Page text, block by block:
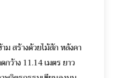
ม สร้างด้วยไม้สัก หลังคา
กว้าง 11.14 เมตร ยาว